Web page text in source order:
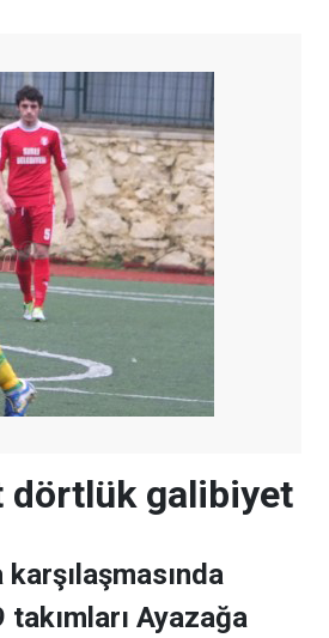
dörtlük galibiyet
Ayazağa